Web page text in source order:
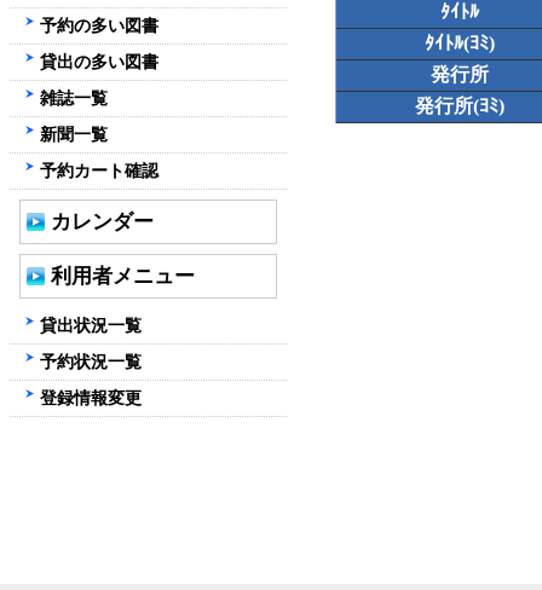
ﾀｲﾄﾙ
ﾀｲﾄﾙ(ﾖﾐ)
発行所
発行所(ﾖﾐ)
予約の多い図書
貸出の多い図書
雑誌一覧
新聞一覧
予約カート確認
カレンダー
利用者メニュー
貸出状況一覧
予約状況一覧
登録情報変更